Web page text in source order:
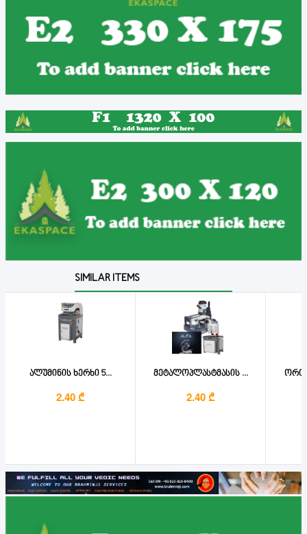
SIMILAR ITEMS
ალუმინის ხერხი 5...
2.40 ₾
მეტალოპლასტმასის ...
2.40 ₾